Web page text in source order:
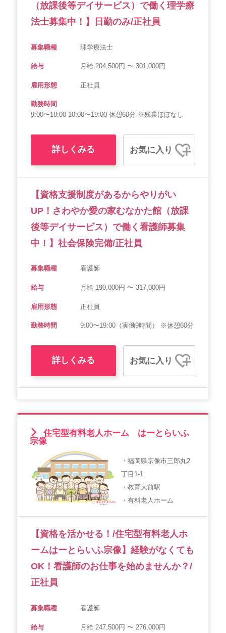
（放課後等デイサービス）で働く理学療
法士募集中！】日勤のみ/正社員
募集職種 理学療法士
給与 月給 204,500円 〜 301,000円
雇用形態 正社員
勤務時間
9:00〜18:00 10:00〜19:00 休憩60分 ※残業ほぼなし
詳しくみる お気に入り
【資格支援制度があるからやりがい
UP！さわやか愛の家むなかた館（放課
後等デイサービス）で働く看護師募集
中！】社会保険完備/正社員
募集職種 看護師
給与 月給 190,000円 〜 317,000円
雇用形態 正社員
勤務時間 9:00〜19:00（実働9時間） ※休憩60分
詳しくみる お気に入り
住宅型有料老人ホーム はーとらいふ
宗像
・福岡県宗像市三郎丸2
丁目1-1
・教育大前駅
・有料老人ホーム
【資格を活かせる！/住宅型有料老人ホ
ームはーとらいふ宗像】経験がなくても
OK！看護師のお仕事を始めませんか？/
正社員
募集職種 看護師
給与 月給 247,500円 〜 276,000円